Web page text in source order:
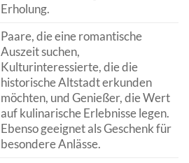
Erholung.
Paare, die eine romantische
Auszeit suchen,
Kulturinteressierte, die die
historische Altstadt erkunden
möchten, und Genießer, die Wert
auf kulinarische Erlebnisse legen.
Ebenso geeignet als Geschenk für
besondere Anlässe.